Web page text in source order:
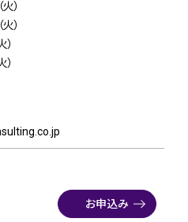
）
）
お申込み